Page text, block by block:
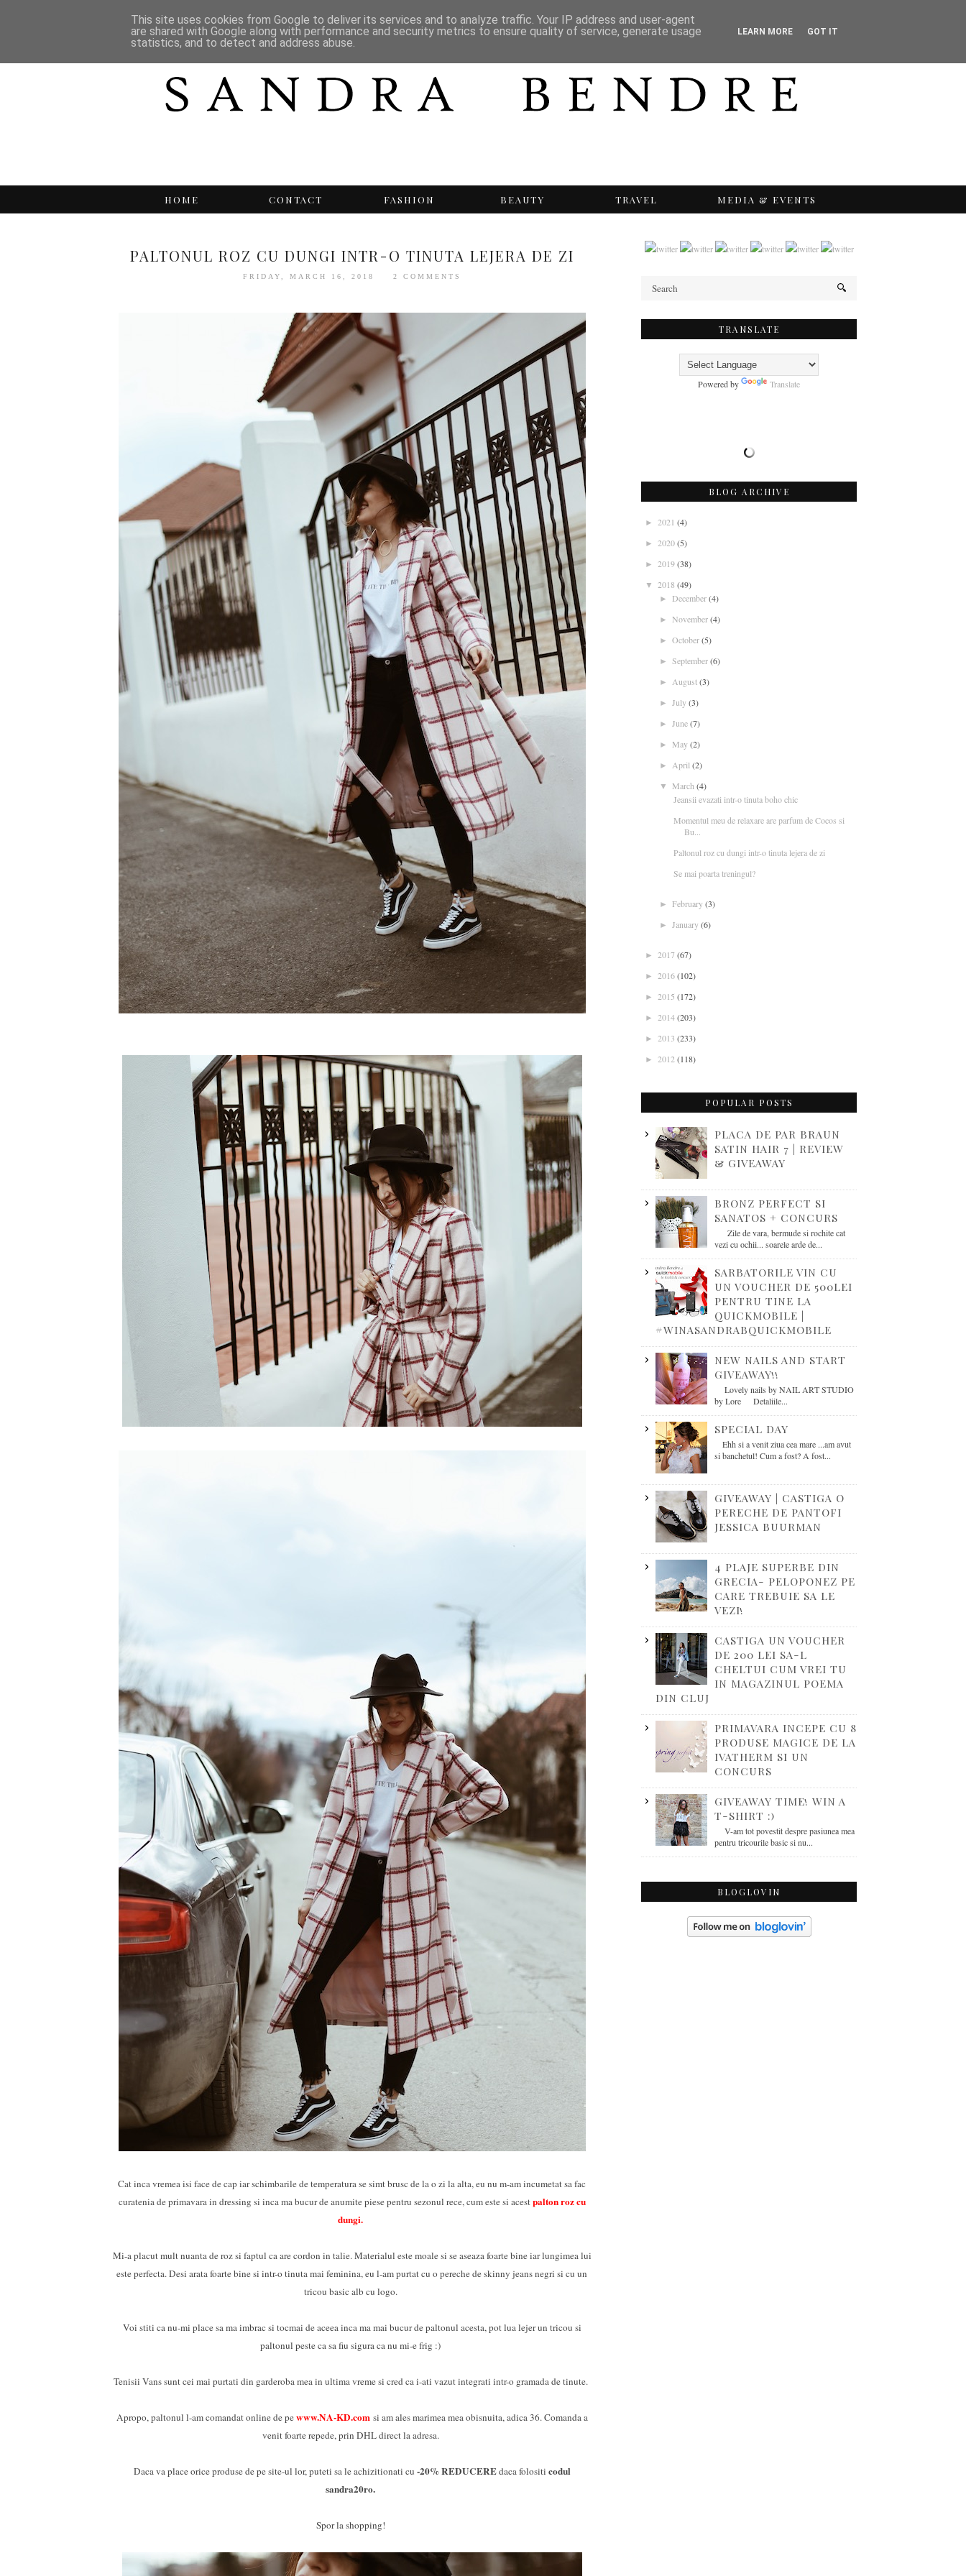
HOME CONTACT FASHION BEAUTY TRAVEL MEDIA & EVENTS
PALTONUL ROZ CU DUNGI INTR-O TINUTA LEJERA DE ZI
FRIDAY, MARCH 16, 2018 2 COMMENTS
Cat inca vremea isi face de cap iar schimbarile de temperatura se simt brusc de la o zi la alta, eu nu m-am incumetat sa fac
curatenia de primavara in dressing si inca ma bucur de anumite piese pentru sezonul rece, cum este si acestpalton roz cu
dungi.
Mi-a placut mult nuanta de roz si faptul ca are cordon in talie. Materialul este moale si se aseaza foarte bine iar lungimea lui
este perfecta. Desi arata foarte bine si intr-o tinuta mai feminina, eu l-am purtat cu o pereche de skinny jeans negri si cu un
tricou basic alb cu logo.
Voi stiti ca nu-mi place sa ma imbrac si tocmai de aceea inca ma mai bucur de paltonul acesta, pot lua lejer un tricou si
paltonul peste ca sa fiu sigura ca nu mi-e frig :)
Tenisii Vans sunt cei mai purtati din garderoba mea in ultima vreme si cred ca i-ati vazut integrati intr-o gramada de tinute.
Apropo, paltonul l-am comandat online de pewww.NA-KD.comsi am ales marimea mea obisnuita, adica 36. Comanda a
venit foarte repede, prin DHL direct la adresa.
Daca va place orice produse de pe site-ul lor, puteti sa le achizitionati cu -20% REDUCEREdaca folositi codul
sandra20ro.
Spor la shopping!
TRANSLATE
Powered by Translate
BLOG ARCHIVE
► 2021 (4)
► 2020(5)
► 2019(38)
▼ 2018 (49)
► December(4)
► November(4)
► October(5)
► September(6)
► August(3)
► July(3)
► June(7)
► May(2)
► April (2)
▼ March (4)
Jeansii evazati intr-o tinuta boho chic
Momentul meu de relaxare are parfum de Cocos si
Bu...
Paltonul roz cu dungi intr-o tinuta lejera de zi
Se mai poarta treningul?
► February(3)
► January(6)
► 2017 (67)
► 2016(102)
► 2015 (172)
► 2014(203)
► 2013 (233)
► 2012 (118)
POPULAR POSTS
PLACA DE PAR BRAUN
SATIN HAIR 7 | REVIEW
& GIVEAWAY
BRONZ PERFECT SI
SANATOS + CONCURS
Zile de vara, bermude si rochite cat
vezi cu ochii... soarele arde de...
SARBATORILE VIN CU
UN VOUCHER DE 500LEI
PENTRU TINE LA
QUICKMOBILE |
#WINASANDRABQUICKMOBILE
NEW NAILS AND START
GIVEAWAY!!
Lovely nails by NAIL ART STUDIO
by Lore Detaliile...
SPECIAL DAY
Ehh si a venit ziua cea mare ...am avut
si banchetul! Cum a fost? A fost...
GIVEAWAY | CASTIGA O
PERECHE DE PANTOFI
JESSICA BUURMAN
4 PLAJE SUPERBE DIN
GRECIA- PELOPONEZ PE
CARE TREBUIE SA LE
VEZI!
CASTIGA UN VOUCHER
DE 200 LEI SA-L
CHELTUI CUM VREI TU
IN MAGAZINUL POEMA
DIN CLUJ
PRIMAVARA INCEPE CU 8
PRODUSE MAGICE DE LA
IVATHERM SI UN
CONCURS
GIVEAWAY TIME! WIN A
T-SHIRT :)
V-am tot povestit despre pasiunea mea
pentru tricourile basic si nu...
BLOGLOVIN
This site uses cookies from Google to deliver its services and to analyze traffic. Your IP address and user-agent
are shared with Google along with performance and security metrics to ensure quality of service, generate usage
statistics, and to detect and address abuse.
LEARN MORE GOT IT